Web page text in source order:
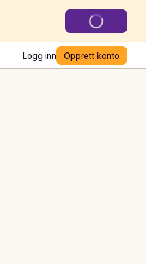
Logg inn Opprett konto